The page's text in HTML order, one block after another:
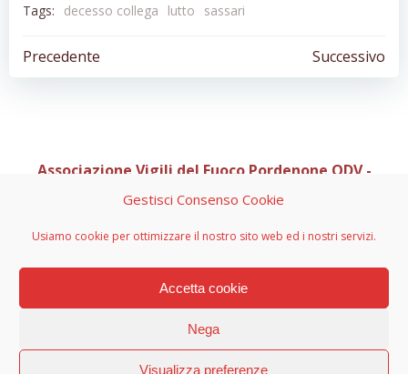
Gestisci Consenso Cookie
Usiamo cookie per ottimizzare il nostro sito web ed i nostri servizi.
Accetta cookie
Nega
Visualizza preferenze
Tags:
decesso collega lutto sassari
Navigazione
Precedente
Navigazione
Successivo
Associazione Vigili del Fuoco Pordenone ODV -
Organizzazione di Volontariato
Occidentale 10 - 33081 Aviano (PN)
01967590934 - n. RRV 1047 decreto 2700 del 03-08-2015
© 2024 Associazione Vigili del Fuoco Pordenone ODV -
Wordpress & ColibriPRO